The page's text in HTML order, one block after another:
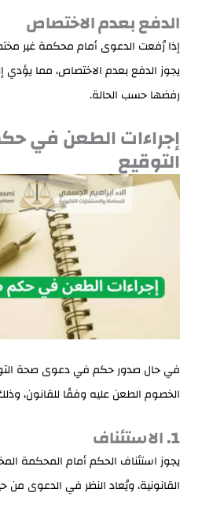
الدفع بعدم الاختصاص
إذا رُفعت الدعوى أمام محكمة غير
يجوز الدفع بعدم الاختصاص، مما يؤدي
رفضها حسب الحالة.
إجراءات الطعن في
التوقيع
في حال صدور حكم في دعوى صحة
الخصوم الطعن عليه وفقًا للقانون،
1. الاستئناف
يجوز استئناف الحكم أمام المحكمة
القانونية، ويُعاد النظر في الدعوى من